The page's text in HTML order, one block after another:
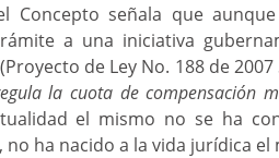
Concepto señala que
a una iniciativa
de Ley No. 188 de
la cuota de compensación
el mismo no se ha
no ha nacido a la vida jurídica